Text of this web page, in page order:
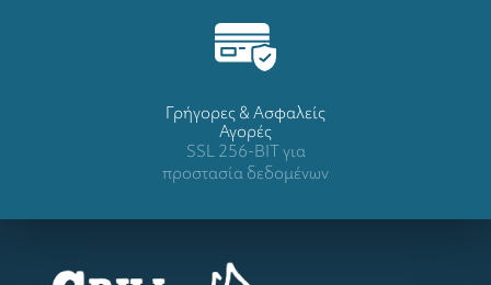
Γρήγορες & Ασφαλείς
Αγορές
SSL 256-BIT για
προστασία δεδομένων